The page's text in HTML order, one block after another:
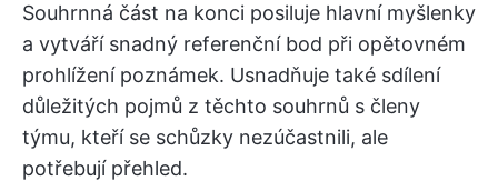
Souhrnná část na konci posiluje hlavní myšlenky
a vytváří snadný referenční bod při opětovném
prohlížení poznámek. Usnadňuje také sdílení
důležitých pojmů z těchto souhrnů s členy
týmu, kteří se schůzky nezúčastnili, ale
potřebují přehled.